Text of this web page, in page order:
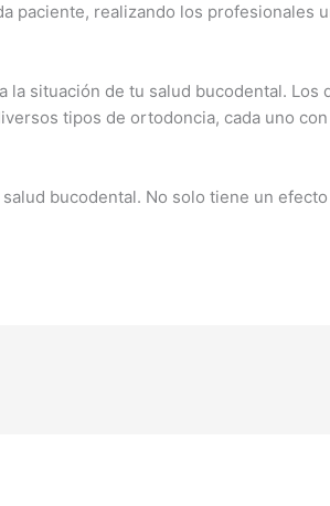
paciente, realizando los profesionales
situación de tu salud bucodental. Los
tipos de ortodoncia, cada uno
bucodental. No solo tiene un